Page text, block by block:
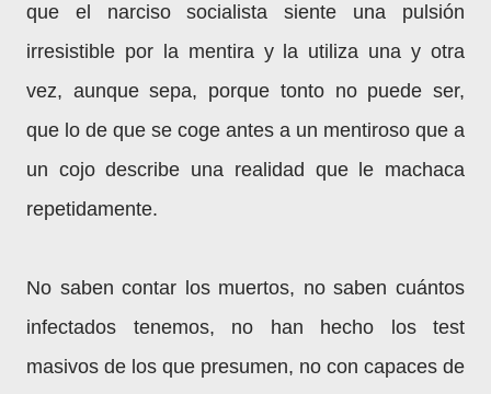
que el narciso socialista siente una pulsión
irresistible por la mentira y la utiliza una y otra
vez, aunque sepa, porque tonto no puede ser,
que lo de que se coge antes a un mentiroso que a
un cojo describe una realidad que le machaca
repetidamente.
No saben contar los muertos, no saben cuántos
infectados tenemos, no han hecho los test
masivos de los que presumen, no con capaces de